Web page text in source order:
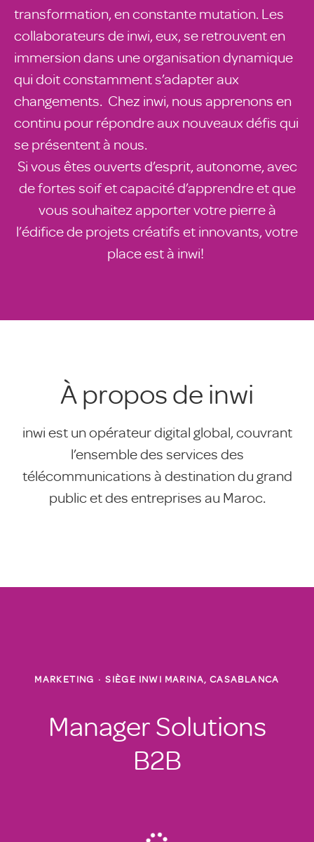
transformation, en constante mutation. Les
collaborateurs de inwi, eux, se retrouvent en
immersion dans une organisation dynamique
qui doit constamment s’adapter aux
changements. Chez inwi, nous apprenons en
continu pour répondre aux nouveaux défis qui
se présentent à nous.
Si vous êtes ouverts d’esprit, autonome, avec
de fortes soif et capacité d’apprendre et que
vous souhaitez apporter votre pierre à
l’édifice de projets créatifs et innovants, votre
place est à inwi!
À propos de inwi
inwi est un opérateur digital global, couvrant
l’ensemble des services des
télécommunications à destination du grand
public et des entreprises au Maroc.
MARKETING · SIÈGE INWI MARINA, CASABLANCA
Manager Solutions
B2B